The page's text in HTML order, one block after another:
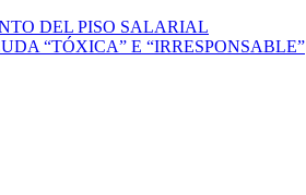
DEL PISO SALARIAL
“TÓXICA” E “IRRESPONSABLE”